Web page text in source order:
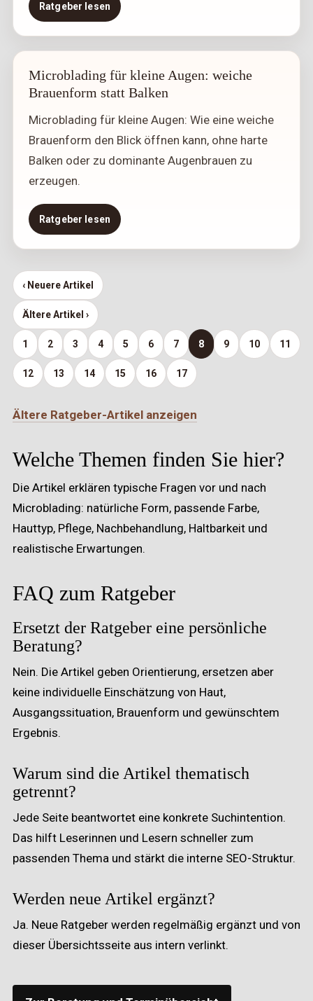
Ratgeber lesen
Microblading für kleine Augen: weiche
Brauenform statt Balken
Microblading für kleine Augen: Wie eine weiche
Brauenform den Blick öffnen kann, ohne harte
Balken oder zu dominante Augenbrauen zu
erzeugen.
Ratgeber lesen
‹ Neuere Artikel
1 2 3 4 5 6 7 8 9 10 11
12 13 14 15 16 17
Ältere Artikel ›
Ältere Ratgeber-Artikel anzeigen
Welche Themen finden Sie hier?
Die Artikel erklären typische Fragen vor und nach
Microblading: natürliche Form, passende Farbe,
Hauttyp, Pflege, Nachbehandlung, Haltbarkeit und
realistische Erwartungen.
FAQ zum Ratgeber
Ersetzt der Ratgeber eine persönliche
Beratung?
Nein. Die Artikel geben Orientierung, ersetzen aber
keine individuelle Einschätzung von Haut,
Ausgangssituation, Brauenform und gewünschtem
Ergebnis.
Warum sind die Artikel thematisch
getrennt?
Jede Seite beantwortet eine konkrete Suchintention.
Das hilft Leserinnen und Lesern schneller zum
passenden Thema und stärkt die interne SEO-Struktur.
Werden neue Artikel ergänzt?
Ja. Neue Ratgeber werden regelmäßig ergänzt und von
dieser Übersichtsseite aus intern verlinkt.